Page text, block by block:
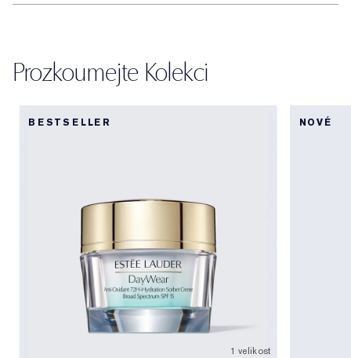
Prozkoumejte Kolekci
BESTSELLER
1 velikost
NOVÉ